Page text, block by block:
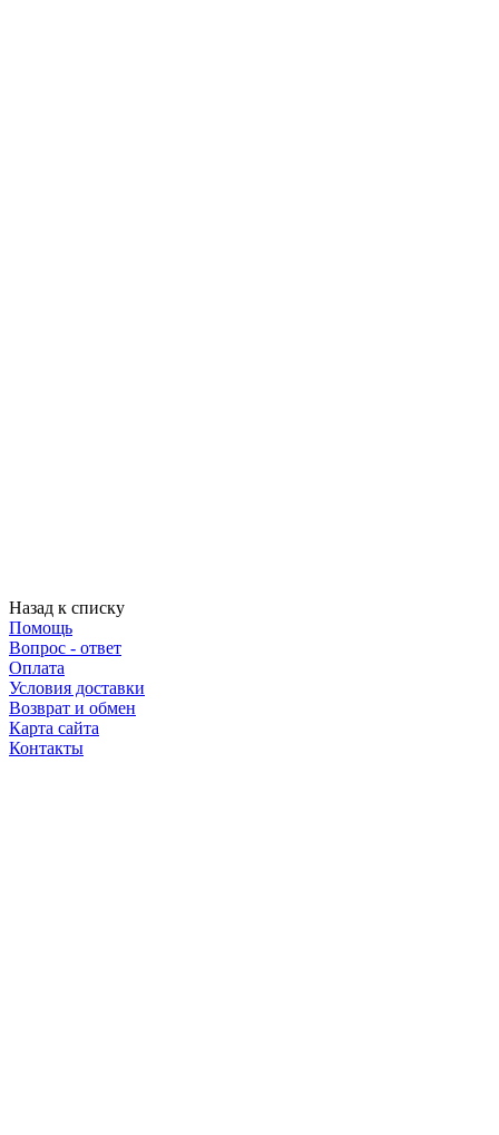
Назад к списку
Помощь
Вопрос - ответ
Оплата
Условия доставки
Возврат и обмен
Карта сайта
Контакты